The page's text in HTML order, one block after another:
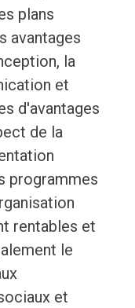
plans
avantages
la
et
d'avantages
de la
programmes
rentables et
le
et